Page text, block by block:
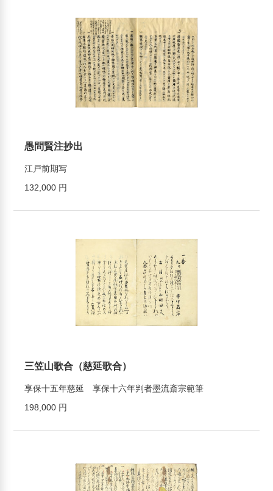
愚問賢注抄出
江戸前期写
132,000 円
三笠山歌合（慈延歌合）
享保十五年慈延 享保十六年判者墨流斎宗範筆
198,000 円